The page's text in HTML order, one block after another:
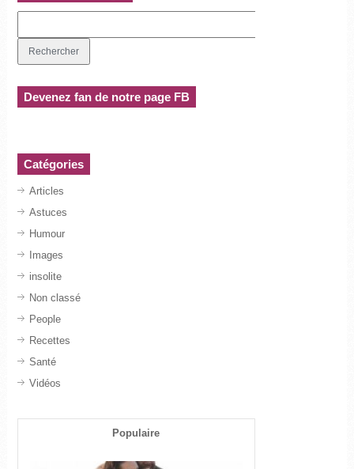
Devenez fan de notre page FB
Catégories
Articles
Astuces
Humour
Images
insolite
Non classé
People
Recettes
Santé
Vidéos
Populaire